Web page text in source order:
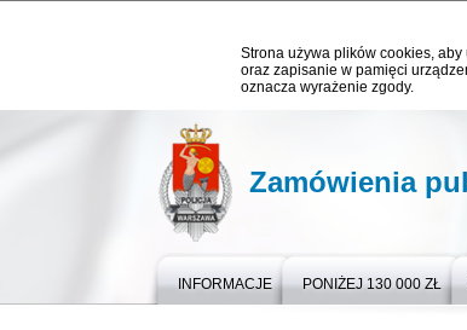
Strona używa plików cookies,
oraz zapisanie w pamięci
oznacza wyrażenie zgody.
Zamówienia
INFORMACJE PONIŻEJ 130 000 ZŁ